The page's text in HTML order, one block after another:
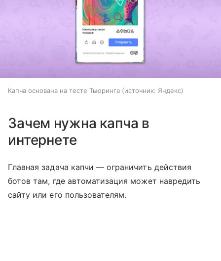
Капча основана на тесте Тьюринга источник: Яндекс
Зачем нужна капча в
интернете
Главная задача капчи — ограничить действия
ботов там, где автоматизация может навредить
сайту или его пользователям.